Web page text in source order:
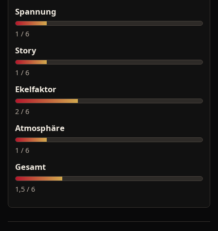
Spannung
1 / 6
Story
1 / 6
Ekelfaktor
2 / 6
Atmosphäre
1 / 6
Gesamt
1,5 / 6